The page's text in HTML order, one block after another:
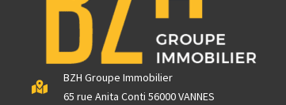
BZH Groupe Immobilier
65 rue Anita Conti 56000 VANNES